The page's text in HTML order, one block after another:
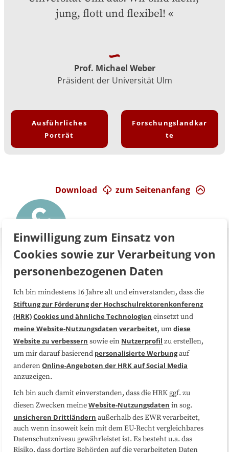
jung, flott und flexibel!
Prof. Michael Weber
Präsident der Universität Ulm
Ausführliches
Porträt
Forschungslandkar
te
zum Seitenanfang
Download
Über uns FAQ
Medienarbeit Kooperationen
Datenschutzerklärung Impressum
Sitemap
Folgen Sie uns
Einwilligung zum Einsatz von
Cookies sowie zur Verarbeitung von
personenbezogenen Daten
Ich bin mindestens 16 Jahre alt und einverstanden, dass die
Stiftung zur Förderung der Hochschulrektorenkonferenz
(HRK)Cookies und ähnliche Technologien einsetzt und
meine Website-Nutzungsdaten verarbeitet, umdiese
Website zu verbessern sowie ein Nutzerprofil zu erstellen,
um mir darauf basierend personalisierte Werbungauf
anderenOnline-Angeboten der HRK auf Social Media
anzuzeigen.
Ich bin auch damit einverstanden, dass die HRK ggf. zu
diesen Zwecken meineWebsite-Nutzungsdaten in sog.
unsicheren Drittländern außerhalb des EWR verarbeitet,
auch wenn insoweit kein mit dem EU-Recht vergleichbares
Datenschutzniveau gewährleistet ist. Es besteht u.a. das
Risiko, dass dortige Behörden auf die verarbeiteten Daten